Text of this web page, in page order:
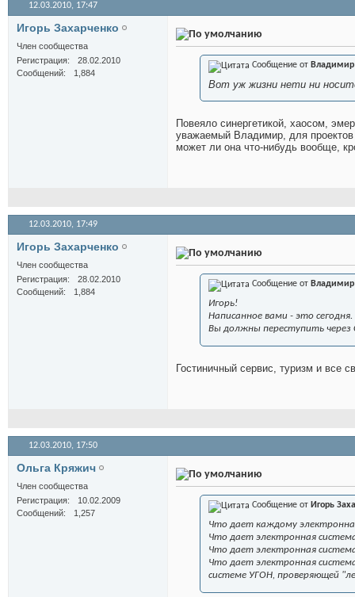
12.03.2010, 17:47
Игорь Захарченко
Член сообщества
Регистрация
28.02.2010
Сообщений
1,884
Сообщение от
Вот уж жизни нети ни
Повеяло синергетикой, хаосом,
уважаемый Владимир, для проектов
может ли она что-нибудь вообще,
12.03.2010, 17:49
Игорь Захарченко
Член сообщества
Регистрация
28.02.2010
Сообщений
1,884
Сообщение от
Игорь!
Написанное вами - это сегодня.
Вы должны переступить
Гостиничный сервис, туризм и все
12.03.2010, 17:50
Ольга Кряжич
Член сообщества
Регистрация
10.02.2009
Сообщений
1,257
Сообщение от Игорь
Что дает каждому
Что дает электронная
Что дает электронная
Что дает электронная
системе УГОН, проверяющей